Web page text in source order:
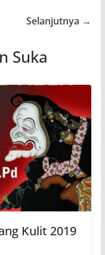
Selanjutnya →
Suka
Kulit 2019